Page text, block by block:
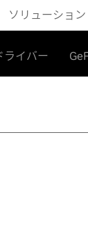
ソリューション
ライバー